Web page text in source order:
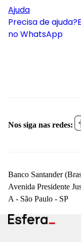
Ajuda
Precisa de ajuda?
no WhatsApp
Nos siga nas redes:
Banco Santander
Avenida Presidente
A - São Paulo - SP